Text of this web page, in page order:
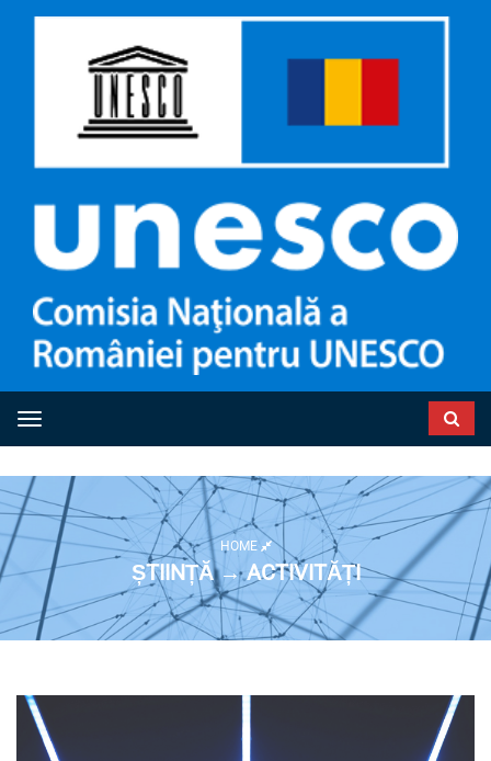
Toggle navigation
HOME
ȘTIINȚĂ → ACTIVITĂȚI